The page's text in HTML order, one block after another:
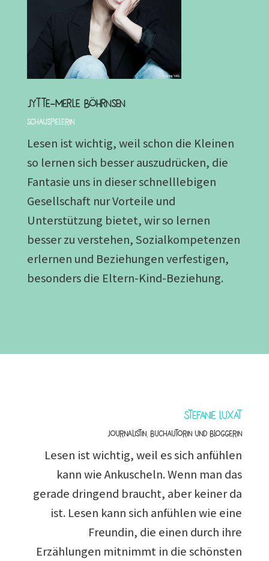
Jytte-Merle Böhrnsen
Schauspielerin
Lesen ist wichtig, weil schon die Kleinen
so lernen sich besser auszudrücken, die
Fantasie uns in dieser schnelllebigen
Gesellschaft nur Vorteile und
Unterstützung bietet, wir so lernen
besser zu verstehen, Sozialkompetenzen
erlernen und Beziehungen verfestigen,
besonders die Eltern-Kind-Beziehung.
Stefanie Luxat
Journalistin, Buchautorin und Bloggerin
Lesen ist wichtig, weil es sich anfühlen
kann wie Ankuscheln. Wenn man das
gerade dringend braucht, aber keiner da
ist. Lesen kann sich anfühlen wie eine
Freundin, die einen durch ihre
Erzählungen mitnimmt in die schönsten